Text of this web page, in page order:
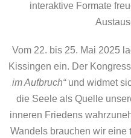
interaktive Formate
Vom 22. bis 25. Mai 2025
Kissingen ein. Der
im Aufbruch“und widmet
die Seele als Quelle
inneren Friedens
Wandels brauchen wir eine